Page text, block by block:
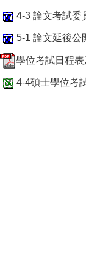
4-3 論文考試委
5-1 論文延後公
學位考試日程
4-4碩士學位考